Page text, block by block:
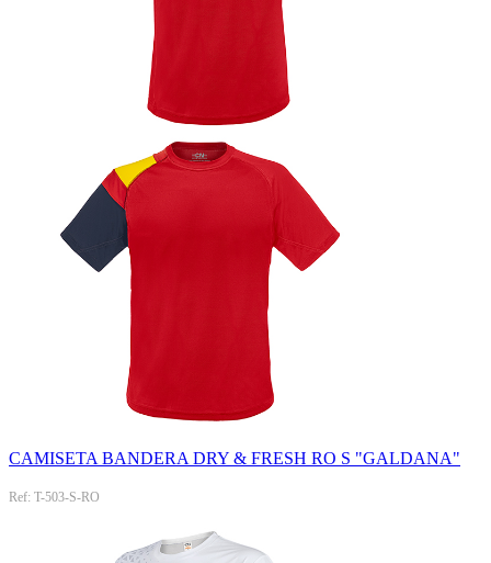
CAMISETA BANDERA DRY & FRESH RO S "GALDANA"
Ref: T-503-S-RO